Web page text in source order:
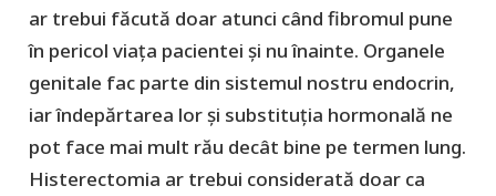
ar trebui făcută doar atunci când fibromul pune
în pericol viața pacientei și nu înainte. Organele
genitale fac parte din sistemul nostru endocrin,
iar îndepărtarea lor și substituția hormonală ne
pot face mai mult rău decât bine pe termen lung.
Histerectomia ar trebui considerată doar ca